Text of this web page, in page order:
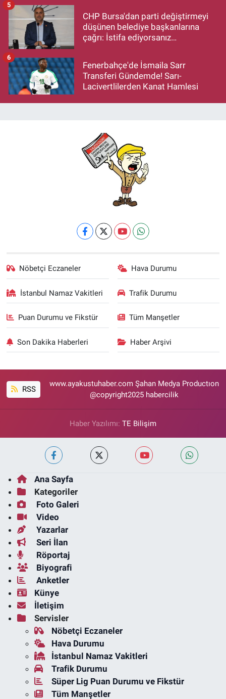
CHP Bursa'dan parti değiştirmeyi
düşünen belediye başkanlarına
çağrı: İstifa ediyorsanız
5
Fenerbahçe'de İsmaila Sarr
Transferi Gündemde! Sarı-
Lacivertlilerden Kanat Hamlesi
6
Nöbetçi Eczaneler Hava Durumu
İstanbul Namaz Vakitleri Trafik Durumu
Puan Durumu ve Fikstür Tüm Manşetler
Son Dakika Haberleri Haber Arşivi
RSS
www.ayakustuhaber.com Şahan Medya Productıon
@copyright2025 habercilik
Haber Yazılımı: TE Bilişim
Ana Sayfa
Kategoriler
Foto Galeri
Video
Yazarlar
Seri İlan
Röportaj
Biyografi
Anketler
Künye
İletişim
Servisler
Nöbetçi Eczaneler
Hava Durumu
İstanbul Namaz Vakitleri
Trafik Durumu
Süper Lig Puan Durumu ve Fikstür
Tüm Manşetler